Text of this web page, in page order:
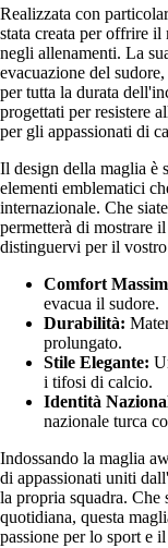
Realizzata con
stata creata per offrire il
negli allenamenti. La
evacuazione del
per tutta la durata
progettati per resistere
per gli appassionati di
Il design della maglia è
elementi emblematici
internazionale. Che
permetterà di mostrare
distinguervi per il
Comfort
evacua il sudore.
Durabilità:
prolungato.
Stile Elegante:
i tifosi di calcio.
Identità
nazionale turca
Indossando la maglia
di appassionati uniti
la propria squadra.
quotidiana, questa
passione per lo sport e